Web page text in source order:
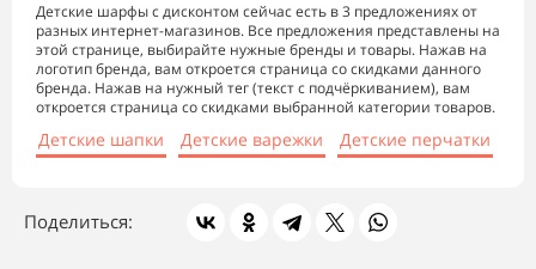
Детские шарфы с дисконтом сейчас есть в 3 предложениях от
разных интернет-магазинов. Все предложения представлены на
этой странице, выбирайте нужные бренды и товары. Нажав на
логотип бренда, вам откроется страница со скидками данного
бренда. Нажав на нужный тег (текст с подчёркиванием), вам
откроется страница со скидками выбранной категории товаров.
Детские шапки Детские варежки Детские перчатки
Поделиться: